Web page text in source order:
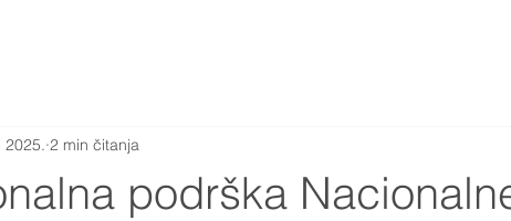
podrška
2025. 2 min čitanja